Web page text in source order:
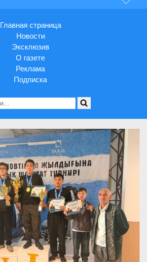
Главная страница
Новости
Эксклюзив
О газете
Реклама
Подписка